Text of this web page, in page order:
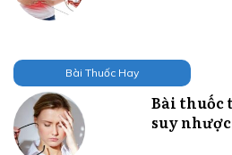
Bài Thuốc Hay
Bài thuốc
suy nhược